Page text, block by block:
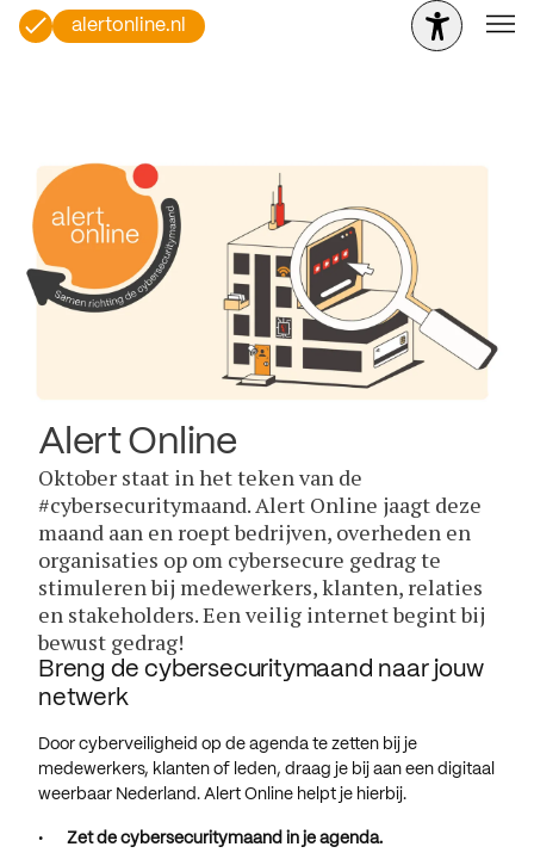
alertonline.nl
Alert Online
Oktober staat in het teken van de
#cybersecuritymaand. Alert Online jaagt deze
maand aan en roept bedrijven, overheden en
organisaties op om cybersecure gedrag te
stimuleren bij medewerkers, klanten, relaties
en stakeholders. Een veilig internet begint bij
bewust gedrag!
Breng de cybersecuritymaand naar jouw
netwerk
Door cyberveiligheid op de agenda te zetten bij je
medewerkers, klanten of leden, draag je bij aan een digitaal
weerbaar Nederland. Alert Online helpt je hierbij.
Zet de cybersecuritymaand in je agenda.